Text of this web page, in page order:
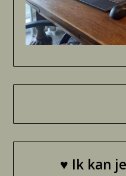
♥ Ik kan